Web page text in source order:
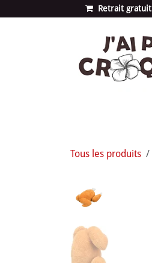
Se rendre au contenu Retrait gratuit
Tous les produits